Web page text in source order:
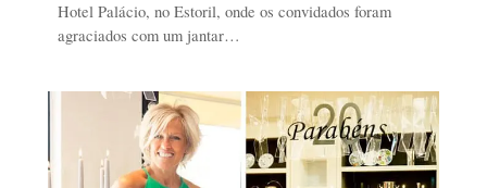
Hotel Palácio, no Estoril, onde os convidados foram
agraciados com um jantar…